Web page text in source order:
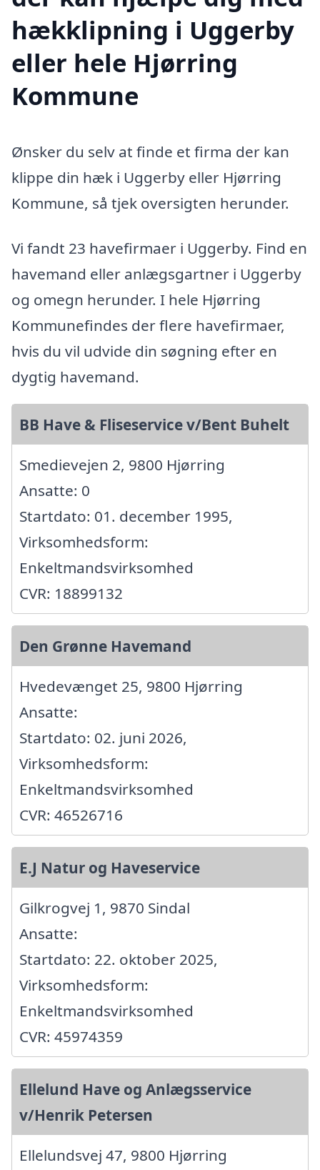
hækklipning i Uggerby
eller hele Hjørring
Kommune
Ønsker du selv at finde et firma der kan
klippe din hæk i Uggerby eller Hjørring
Kommune, så tjek oversigten herunder.
Vi fandt 23 havefirmaer i Uggerby. Find en
havemand eller anlægsgartner i Uggerby
og omegn herunder. I hele Hjørring
Kommunefindes der flere havefirmaer,
hvis du vil udvide din søgning efter en
dygtig havemand.
BB Have & Fliseservice v/Bent Buhelt
Smedievejen 2, 9800 Hjørring
Ansatte: 0
Startdato: 01. december 1995,
Virksomhedsform:
Enkeltmandsvirksomhed
CVR: 18899132
Den Grønne Havemand
Hvedevænget 25, 9800 Hjørring
Ansatte:
Startdato: 02. juni 2026,
Virksomhedsform:
Enkeltmandsvirksomhed
CVR: 46526716
E.J Natur og Haveservice
Gilkrogvej 1, 9870 Sindal
Ansatte:
Startdato: 22. oktober 2025,
Virksomhedsform:
Enkeltmandsvirksomhed
CVR: 45974359
Ellelund Have og Anlægsservice
v/Henrik Petersen
Ellelundsvej 47, 9800 Hjørring